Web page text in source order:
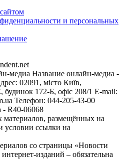
и персональных
медиа Название онлайн-медиа -
02091, місто Київ,
172-Б, офіс 208/1 E-mail:
Телефон: 044-205-43-00
- R40-06068
размещённых на
условии ссылки на
со страницы «Новости
изданий – обязательна